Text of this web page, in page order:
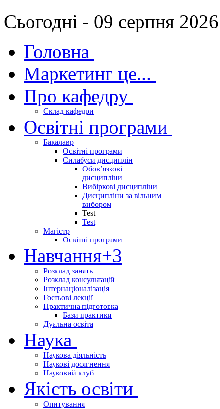
Сьогодні - 09 серпня
Головна
Маркетинг це...
Про кафедру
Склад кафедри
Освітні програми
Бакалавр
Освітні програми
Силабуси дисциплін
Обов’язкові
дисципліни
Вибіркові дисципліни
Дисципліни за вільним
вибором
Test
Test
Магістр
Освітні програми
Навчання+3
Розклад занять
Розклад консультацій
Інтернаціоналізація
Гостьові лекції
Практична підготовка
Бази практики
Дуальна освіта
Наука
Наукова діяльність
Наукові досягнення
Науковий клуб
Якість освіти
Опитування